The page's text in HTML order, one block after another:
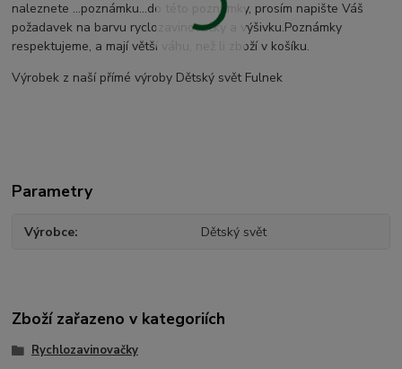
naleznete ...poznámku...do této poznámky, prosím napište Váš
požadavek na barvu ryclozavinovačky a výšivku.Poznámky
respektujeme, a mají větší váhu, než li zboží v košíku.
Výrobek z naší přímé výroby Dětský svět Fulnek
Parametry
Výrobce Dětský svět
Zboží zařazeno v kategoriích
Rychlozavinovačky